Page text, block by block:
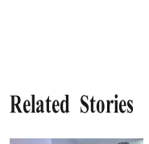
Related Stories